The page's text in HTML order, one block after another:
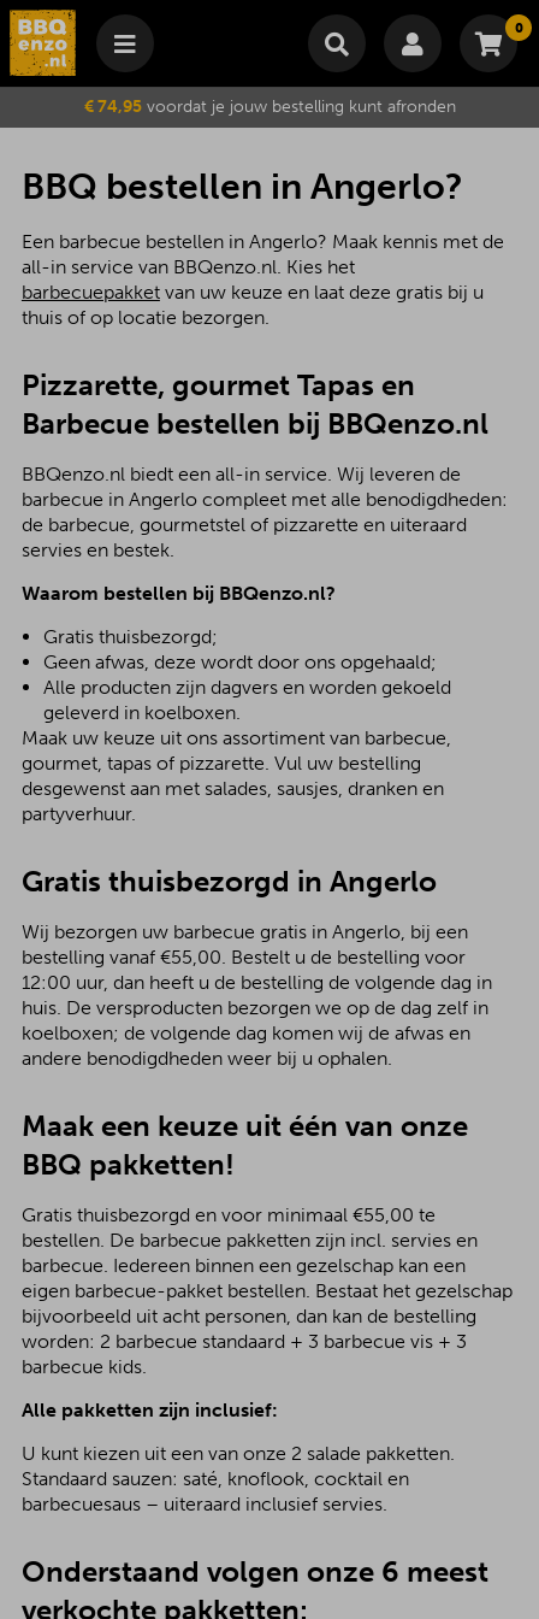
0
Winkelmand
Je winkelwagen is momenteel leeg.
Subtotaal €
Wijzig winkelmand Bestellen
€ 74,95voordat je jouw bestelling kunt afronden
BBQ bestellen in Angerlo?
Een barbecue bestellen in Angerlo? Maak kennis met de
all-in service van BBQenzo.nl. Kies het
barbecuepakketvan uw keuze en laat deze gratis bij u
thuis of op locatie bezorgen.
Pizzarette, gourmet Tapas en
Barbecue bestellen bij BBQenzo.nl
BBQenzo.nl biedt een all-in service. Wij leveren de
barbecue in Angerlo compleet met alle benodigdheden:
de barbecue, gourmetstel of pizzarette en uiteraard
servies en bestek.
Waarom bestellen bij BBQenzo.nl?
Gratis thuisbezorgd;
Geen afwas, deze wordt door ons opgehaald;
Alle producten zijn dagvers en worden gekoeld
geleverd in koelboxen.
Maak uw keuze uit ons assortiment van barbecue,
gourmet, tapas of pizzarette. Vul uw bestelling
desgewenst aan met salades, sausjes, dranken en
partyverhuur.
Gratis thuisbezorgd in Angerlo
Wij bezorgen uw barbecue gratis in Angerlo, bij een
bestelling vanaf €55,00. Bestelt u de bestelling voor
12:00 uur, dan heeft u de bestelling de volgende dag in
huis. De versproducten bezorgen we op de dag zelf in
koelboxen; de volgende dag komen wij de afwas en
andere benodigdheden weer bij u ophalen.
Maak een keuze uit één van onze
BBQ pakketten!
Gratis thuisbezorgd en voor minimaal €55,00 te
bestellen. De barbecue pakketten zijn incl. servies en
barbecue. Iedereen binnen een gezelschap kan een
eigen barbecue-pakket bestellen. Bestaat het gezelschap
bijvoorbeeld uit acht personen, dan kan de bestelling
worden: 2 barbecue standaard + 3 barbecue vis + 3
barbecue kids.
Alle pakketten zijn inclusief:
U kunt kiezen uit een van onze 2 salade pakketten.
Standaard sauzen: saté, knoflook, cocktail en
barbecuesaus – uiteraard inclusief servies.
Onderstaand volgen onze 6 meest
verkochte pakketten: